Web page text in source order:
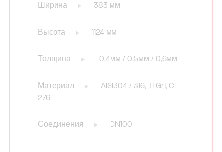
Ширина 383 мм
Высота 1124 мм
Толщина 0,4мм / 0,5мм / 0,6мм
Материал
AISI304 / 316, TI Gr1, C-
276
Соединения DN100